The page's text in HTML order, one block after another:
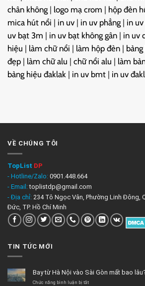
chân không | logo mạ crom | hộp đèn
mica hút nổi | in uv | in uv phẳng | in
uv bạt 3m | in uv bạt không gân | in uv
hiệu | làm chữ nổi | làm hộp đèn |
đẹp | làm chữ alu | chữ nổi alu | làm
bảng hiệu đaklak | in uv bmt | in uv
VỀ CHÚNG TÔI
TopList DP
- Hotline/Zalo: 0901.448.664
- Email:toplistdp@gmail.com
- Địa chỉ: 234 Tô Ngọc Vân, Phường Linh Đông,
Đức, TP. Hồ Chí Minh
TIN TỨC MỚI
Bay từ Hà Nội vào Sài Gòn mất bao
Chức năng bình luận bị tắtở